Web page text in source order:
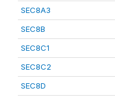
SEC8A3
SEC8B
SEC8C1
SEC8C2
SEC8D